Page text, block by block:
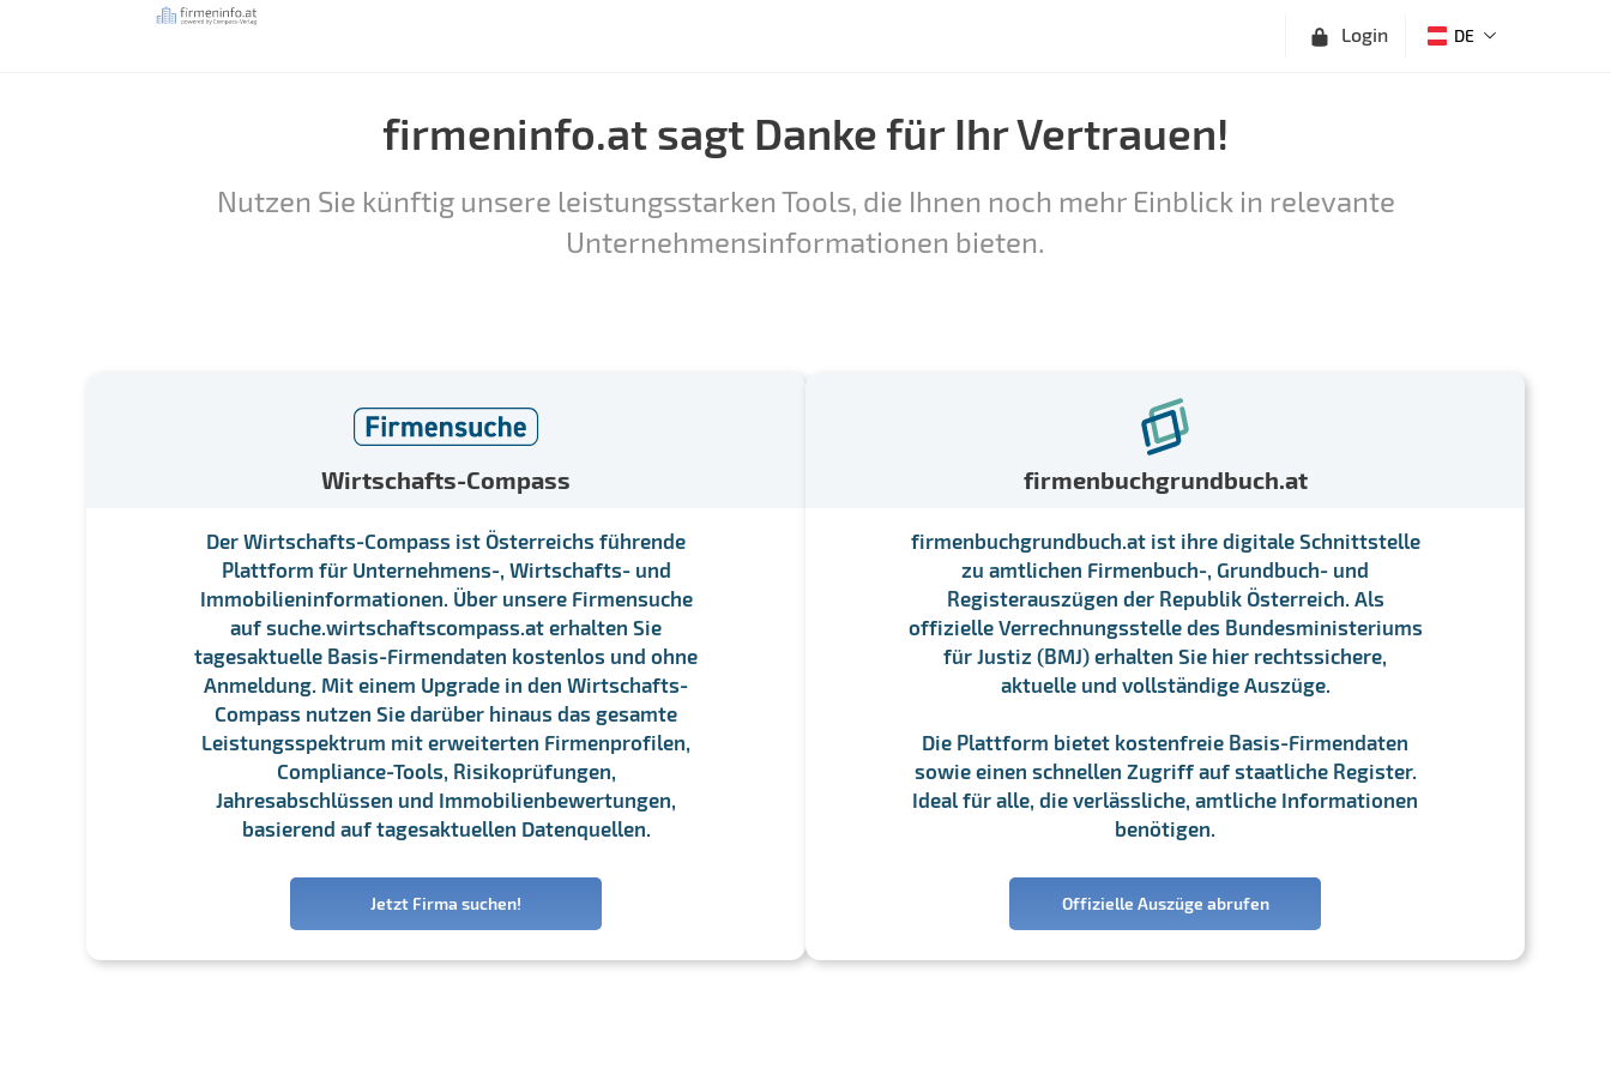
Login DE
firmeninfo.at sagt Danke für Ihr Vertrauen!
Nutzen Sie künftig unsere leistungsstarken Tools, die Ihnen noch mehr Einblick in relevante
Unternehmensinformationen bieten.
Wirtschafts-Compass
Der Wirtschafts-Compass ist Österreichs führende
Plattform für Unternehmens-, Wirtschafts- und
Immobilieninformationen. Über unsere Firmensuche
auf suche.wirtschaftscompass.at erhalten Sie
tagesaktuelle Basis-Firmendaten kostenlos und ohne
Anmeldung. Mit einem Upgrade in den Wirtschafts-
Compass nutzen Sie darüber hinaus das gesamte
Leistungsspektrum mit erweiterten Firmenprofilen,
Compliance-Tools, Risikoprüfungen,
Jahresabschlüssen und Immobilienbewertungen,
basierend auf tagesaktuellen Datenquellen.
Jetzt Firma suchen!
firmenbuchgrundbuch.at
firmenbuchgrundbuch.at ist ihre digitale Schnittstelle
zu amtlichen Firmenbuch-, Grundbuch- und
Registerauszügen der Republik Österreich. Als
offizielle Verrechnungsstelle des Bundesministeriums
für Justiz (BMJ) erhalten Sie hier rechtssichere,
aktuelle und vollständige Auszüge.
Die Plattform bietet kostenfreie Basis-Firmendaten
sowie einen schnellen Zugriff auf staatliche Register.
Ideal für alle, die verlässliche, amtliche Informationen
benötigen.
Offizielle Auszüge abrufen